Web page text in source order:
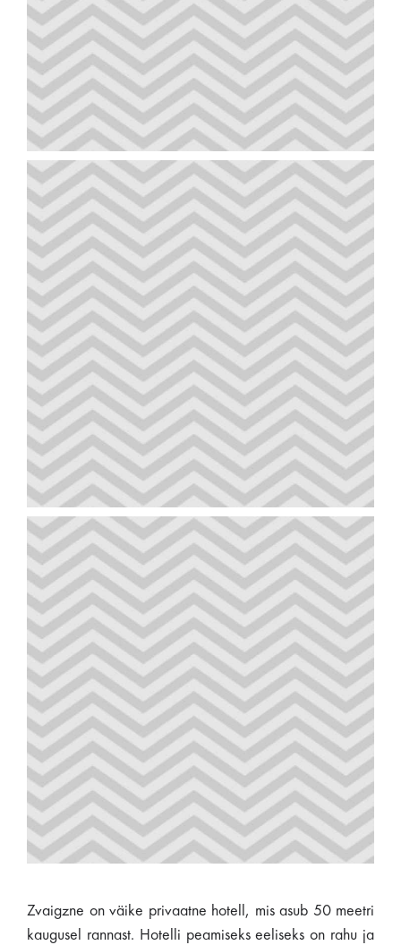
Zvaigzne on väike privaatne hotell, mis asub 50 meetri
kaugusel rannast. Hotelli peamiseks eeliseks on rahu ja